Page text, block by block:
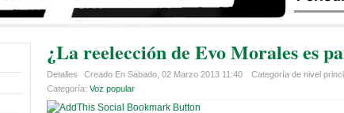
¿La reelección de Evo Morales es
Detalles Creado En Sábado, 02 Marzo 2013 11:40 Categoría de nivel
Categoría: Voz popular